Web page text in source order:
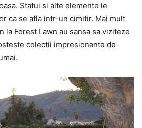
Statui si alte elemente le
ca se afla intr-un cimitir. Mai mult
la Forest Lawn au sansa sa viziteze
colectii impresionante de